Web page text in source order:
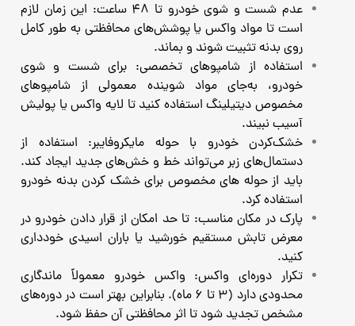
عدم شست ‌و شوی خودرو تا ۴۸ ساعت: این زمان لازم
است تا مواد واکس یا پوشش‌های محافظتی به‌ طور کامل
روی بدنه تثبیت شوند و بماند.
استفاده از شامپوهای تخصصی: برای شست‌ و شوی
خودرو، به‌جای مواد شوینده معمولی از شامپوهای
مخصوص دیتیلینگ استفاده کنید تا لایه واکس یا پولیش
آسیب نبیند.
خشک‌کردن خودرو با حوله مایکروفایبر: استفاده از
دستمال‌های زبر می‌تواند خط و خش‌های جدید ایجاد کند.
باید از حوله های مخصوص برای خشک کردن بدنه خودرو
استفاده کرد.
پارک در مکان مناسب: تا حد امکان از قرار دادن خودرو در
معرض تابش مستقیم خورشید یا باران اسیدی خودداری
کنید.
تکرار دوره‌ای واکس: واکس خودرو معمولاً ماندگاری
محدودی دارد (۳ تا ۶ ماه). بنابراین بهتر است در دوره‌های
مشخص تجدید شود تا اثر محافظتی آن حفظ شود.